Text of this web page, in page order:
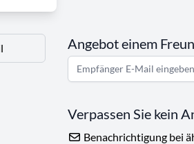
Angebot einem
Verpassen Sie kein
Benachrichtigung bei